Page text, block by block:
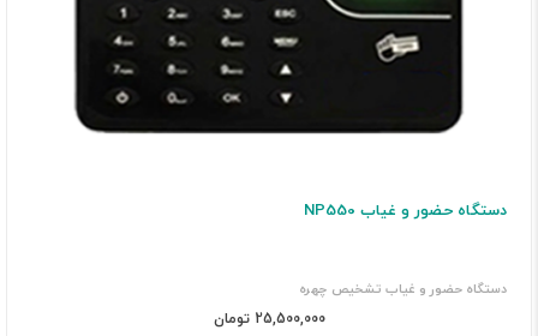
دستگاه حضور و غیاب NP550
دستگاه حضور و غیاب تشخیص چهره
25,500,000 تومان